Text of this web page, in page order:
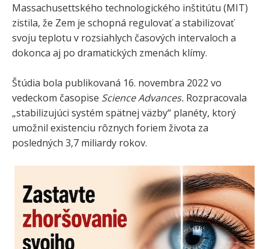
Massachusettského technologického inštitútu (MIT)
zistila, že Zem je schopná regulovať a stabilizovať
svoju teplotu v rozsiahlych časových intervaloch a
dokonca aj po dramatických zmenách klímy.
Štúdia bola publikovaná 16. novembra 2022 vo
vedeckom časopise Science Advances. Rozpracovala
„stabilizujúci systém spätnej väzby“ planéty, ktorý
umožnil existenciu rôznych foriem života za
posledných 3,7 miliardy rokov.